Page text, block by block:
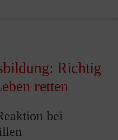
Richtig
retten
bei